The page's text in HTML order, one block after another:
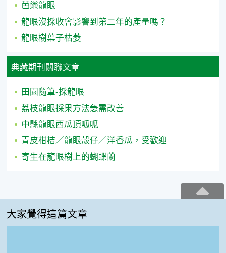
芭樂龍眼
龍眼沒採收會影響到第二年的產量嗎？
龍眼樹葉子枯萎
典藏期刊關聯文章
田園隨筆-採龍眼
荔枝龍眼採果方法急需改善
中縣龍眼西瓜頂呱呱
青皮柑桔／龍眼殼仔／洋香瓜，受歡迎
寄生在龍眼樹上的蝴蝶蘭
大家覺得這篇文章